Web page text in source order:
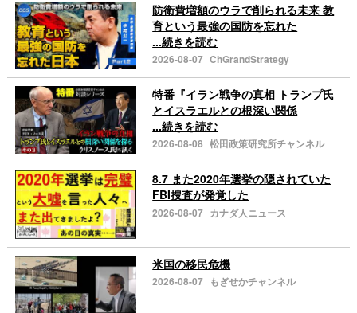
防衛費増額のウラで削られる未来 教
育という最強の国防を忘れた
...続きを読む
2026-08-07 ChGrandStrategy
特番『イラン戦争の真相 トランプ氏
とイスラエルとの根深い関係
...続きを読む
2026-08-08 松田政策研究所チャンネル
8.7 また2020年選挙の隠されていた
FBI捜査が発覚した
2026-08-07 カナダ人ニュース
米国の移民危機
2026-08-07 もぎせかチャンネル